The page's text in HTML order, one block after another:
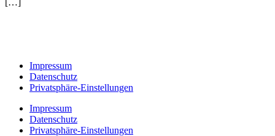
Impressum
Datenschutz
Privatsphäre-Einstellungen
Impressum
Datenschutz
Privatsphäre-Einstellungen